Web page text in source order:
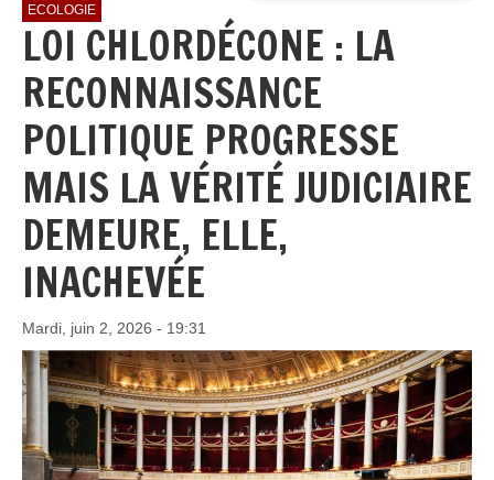
ECOLOGIE
LOI CHLORDÉCONE : LA
RECONNAISSANCE
POLITIQUE PROGRESSE
MAIS LA VÉRITÉ JUDICIAIRE
DEMEURE, ELLE,
INACHEVÉE
Mardi, juin 2, 2026 - 19:31